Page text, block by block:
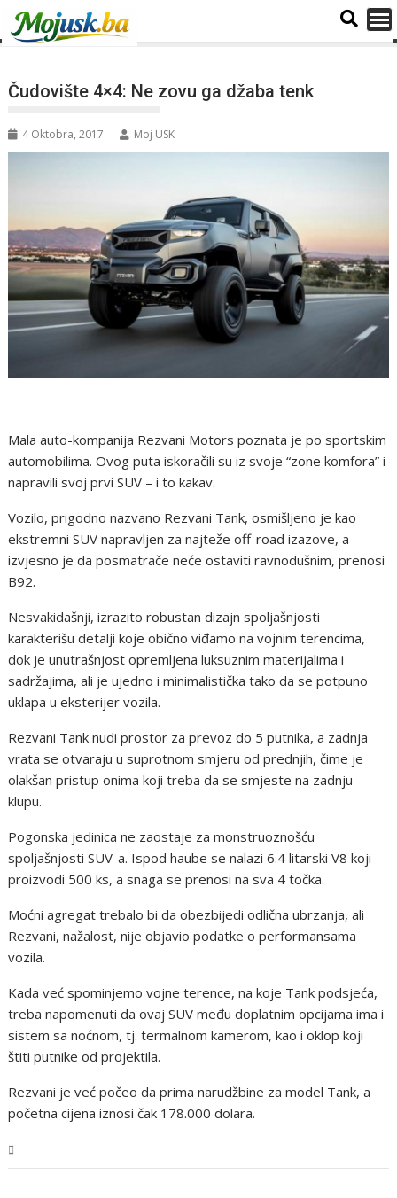
Čudovište 4×4: Ne zovu ga džaba tenk
4 Oktobra, 2017 Moj USK
Mala auto-kompanija Rezvani Motors poznata je po sportskim
automobilima. Ovog puta iskoračili su iz svoje “zone komfora” i
napravili svoj prvi SUV – i to kakav.
Vozilo, prigodno nazvano Rezvani Tank, osmišljeno je kao
ekstremni SUV napravljen za najteže off-road izazove, a
izvjesno je da posmatrače neće ostaviti ravnodušnim, prenosi
B92.
Nesvakidašnji, izrazito robustan dizajn spoljašnjosti
karakterišu detalji koje obično viđamo na vojnim terencima,
dok je unutrašnjost opremljena luksuznim materijalima i
sadržajima, ali je ujedno i minimalistička tako da se potpuno
uklapa u eksterijer vozila.
Rezvani Tank nudi prostor za prevoz do 5 putnika, a zadnja
vrata se otvaraju u suprotnom smjeru od prednjih, čime je
olakšan pristup onima koji treba da se smjeste na zadnju
klupu.
Pogonska jedinica ne zaostaje za monstruoznošću
spoljašnjosti SUV-a. Ispod haube se nalazi 6.4 litarski V8 koji
proizvodi 500 ks, a snaga se prenosi na sva 4 točka.
Moćni agregat trebalo bi da obezbijedi odlična ubrzanja, ali
Rezvani, nažalost, nije objavio podatke o performansama
vozila.
Kada već spominjemo vojne terence, na koje Tank podsjeća,
treba napomenuti da ovaj SUV među doplatnim opcijama ima i
sistem sa noćnom, tj. termalnom kamerom, kao i oklop koji
štiti putnike od projektila.
Rezvani je već počeo da prima narudžbine za model Tank, a
početna cijena iznosi čak 178.000 dolara.